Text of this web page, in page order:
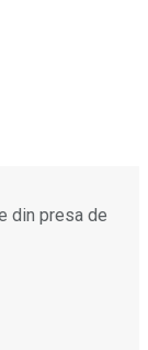
din presa de